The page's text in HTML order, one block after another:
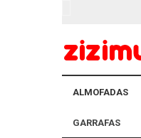
ALMOFADAS
GARRAFAS